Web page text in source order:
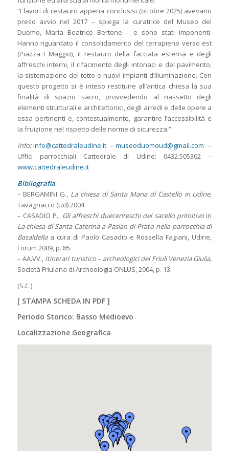
“I lavori di restauro appena conclusisi (ottobre 2025) avevano
preso avvio nel 2017 – spiega la curatrice del Museo del
Duomo, Maria Beatrice Bertone – e sono stati imponenti.
Hanno riguardato il consolidamento del terrapieno verso est
(Piazza I Maggio), il restauro della facciata esterna e degli
affreschi interni, il rifacimento degli intonaci e del pavimento,
la sistemazione del tetto e nuovi impianti d’illuminazione. Con
questo progetto si è inteso restituire all’antica chiesa la sua
finalità di spazio sacro, provvedendo al riassetto degli
elementi strutturali e architettonici, degli arredi e delle opere a
essa pertinenti e, contestualmente, garantire l’accessibilità e
la fruizione nel rispetto delle norme di sicurezza.”
Info: info@cattedraleudine.it–museoduomoud@gmail.com –
Uffici parrocchiali Cattedrale di Udine: 0432.505302 –
www.cattedraleudine.it
Bibliografia:
– BERGAMINI G., La chiesa di Santa Maria di Castello in Udine,
Tavagnacco (Ud) 2004.
– CASADIO P., Gli affreschi duecenteschi del sacello primitivo in
La chiesa di Santa Caterina a Pasian di Prato nella parrocchia di
Basaldellaa cura di Paolo Casadio e Rossella Fagiani, Udine,
Forum 2009, p. 85.
– AA.VV., Itinerari turistico – archeologici del Friuli Venezia Giulia,
Società Friulana di Archeologia ONLUS, 2004, p. 13.
(S.C.)
[ STAMPA SCHEDA IN PDF]
Periodo Storico: Basso Medioevo
Localizzazione Geografica